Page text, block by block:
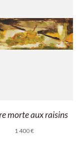
morte aux raisins
1 400€